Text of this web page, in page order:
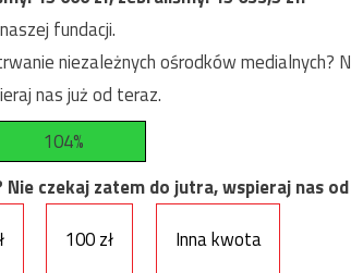
fundacji.
niezależnych ośrodków medialnych?
nas już od teraz.
104%
czekaj zatem do jutra, wspieraj nas
100 zł
Inna kwota